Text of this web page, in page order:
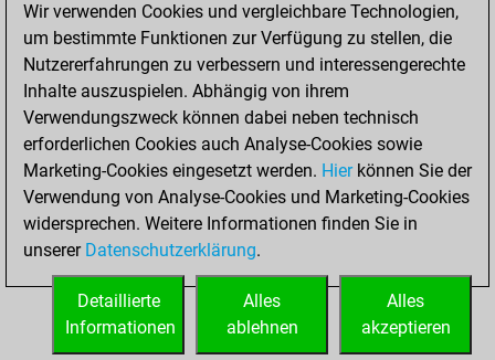
Bauernopfer
1
Matt auf vollem Brett
0
Bauer setzt Matt
Erstickte Matts
Unterverwandlungen
0
Türme auf der siebten
0
STARTSEITE
Wir verwenden Cookies und vergleichbare Technologien,
um bestimmte Funktionen zur Verfügung zu stellen, die
Nutzererfahrungen zu verbessern und interessengerechte
Inhalte auszuspielen. Abhängig von ihrem
Verwendungszweck können dabei neben technisch
erforderlichen Cookies auch Analyse-Cookies sowie
Marketing-Cookies eingesetzt werden. Hierkönnen Sie der
Verwendung von Analyse-Cookies und Marketing-Cookies
widersprechen. Weitere Informationen finden Sie in
unserer Datenschutzerklärung.
Alles
akzeptieren
Alles
ablehnen
Detaillierte
Informationen